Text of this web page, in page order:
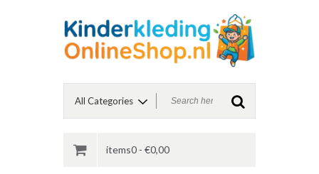
items0 - €0,00